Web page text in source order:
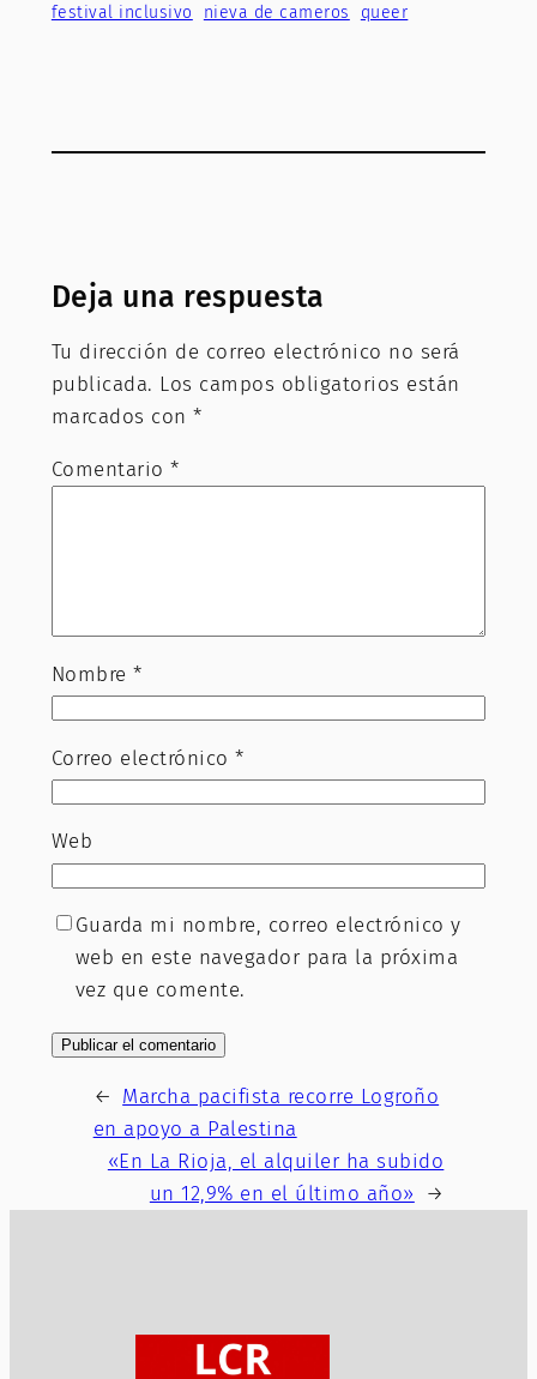
festival inclusivo
nieva de cameros queer
Deja una respuesta
Tu dirección de correo electrónico no será
publicada. Los campos obligatorios están
marcados con*
Comentario*
Nombre*
Correo electrónico*
Web
Guarda mi nombre, correo electrónico y
web en este navegador para la próxima
vez que comente.
← Marcha pacifista recorre Logroño
en apoyo a Palestina
«En La Rioja, el alquiler ha subido
un 12,9% en el último año»
→